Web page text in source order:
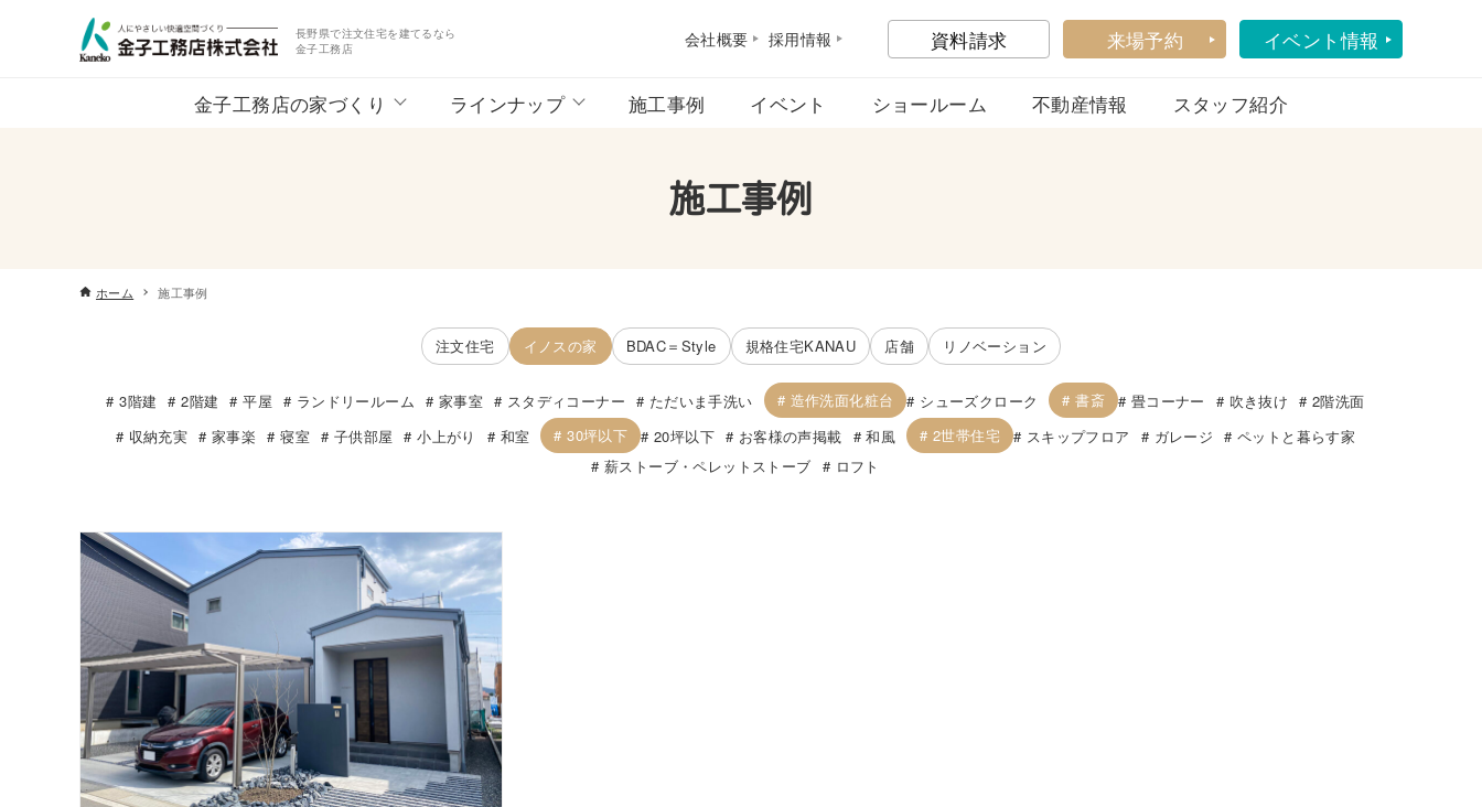
長野県で注文住宅を建てるなら
金子工務店
会社概要 採用情報 資料請求 来場予約 イベント情報
金子工務店の家づくり ラインナップ 施工事例 イベント ショールーム 不動産情報 スタッフ紹介
施工事例
ホーム 施工事例
注文住宅 イノスの家 BDAC＝Style 規格住宅KANAU 店舗 リノベーション
3階建 2階建 平屋 ランドリールーム 家事室 スタディコーナー ただいま手洗い 造作洗面化粧台 シューズクローク 書斎 畳コーナー 吹き抜け
2階洗面
収納充実
家事楽 寝室 子供部屋 小上がり 和室 30坪以下 20坪以下 お客様の声掲載 和風 2世帯住宅 スキップフロア ガレージ
ペットと暮らす家
薪ストーブ・ペレットストーブ
ロフト